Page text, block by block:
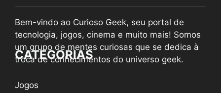
Bem-vindo ao Curioso Geek, seu portal de
tecnologia, jogos, cinema e muito mais! Somos
um grupo de mentes curiosas que se dedica à
troca de conhecimentos do universo geek.
CATEGORIAS
Jogos